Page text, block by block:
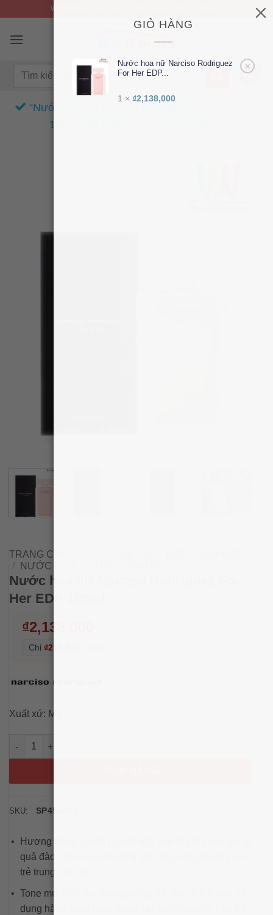
GIỎ HÀNG
×
Nước hoa nữ Narciso Rodriguez
For Her EDP...
1 × ₫2,138,000
nội
WOWMART.VN | CHUYÊN HÀNG NHẬP KHẨU
Tìm
“Nước hoa nữ Narciso Rodriguez For Her EDP
100ml” đã được thêm vào giỏ hàng.
TRANG CHỦ
/
NƯỚC HOA
Nước hoa nữ Narciso Rodriguez For
Her EDP 100ml
₫2,138,000
Chỉ ₫213,800
Xuất xứ: MỸ
Nước hoa nữ Narciso Rodriguez For Her EDP 100ml số lượng
SKU: SP455071
Hương thơm quyến rũ, kết hợp tinh tế giữa hoa hồng,
quả đào, vani và xạ hương, phù hợp với phong cách
trẻ trung, nữ tính.
Tone mùi nhẹ dịu, không nồng, dễ chịu, thích hợp sử
dụng hàng ngày hoặc trong các buổi gặp gỡ, hẹn hò.